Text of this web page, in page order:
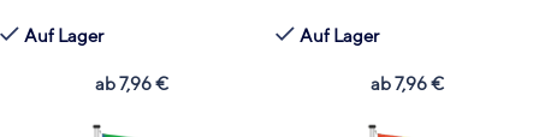
Auf Lager
ab7,96€
Auf Lager
ab7,96€